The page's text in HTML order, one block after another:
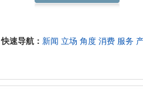
快速导航： 新闻 立场 角度 消费 服务